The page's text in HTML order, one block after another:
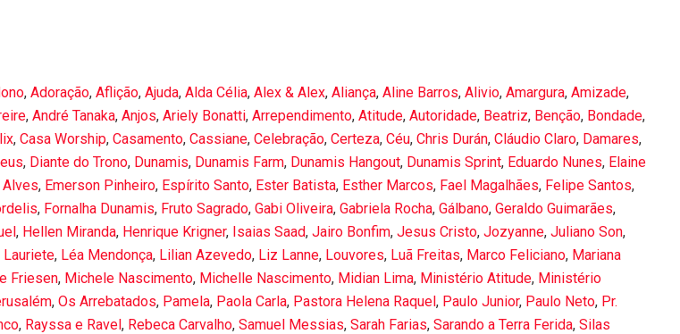
, Adoração, Aflição, Ajuda, Alda Célia, Alex & Alex, Aliança, Aline Barros, Alivio, Amargura, Amizade,
, André Tanaka, Anjos, Ariely Bonatti, Arrependimento, Atitude, Autoridade, Beatriz, Benção, Bondade,
, Casa Worship, Casamento, Cassiane, Celebração, Certeza, Céu, Chris Durán, Cláudio Claro, Damares,
, Diante do Trono, Dunamis, Dunamis Farm, Dunamis Hangout, Dunamis Sprint, Eduardo Nunes, Elaine
Alves, Emerson Pinheiro, Espírito Santo, Ester Batista, Esther Marcos, Fael Magalhães, Felipe Santos,
, Fornalha Dunamis, Fruto Sagrado, Gabi Oliveira, Gabriela Rocha, Gálbano, Geraldo Guimarães,
, Hellen Miranda, Henrique Krigner, Isaias Saad, Jairo Bonfim, Jesus Cristo, Jozyanne, Juliano Son,
Lauriete, Léa Mendonça, Lilian Azevedo, Liz Lanne, Louvores, Luã Freitas, Marco Feliciano, Mariana
Friesen, Michele Nascimento, Michelle Nascimento, Midian Lima, Ministério Atitude, Ministério
, Os Arrebatados, Pamela, Paola Carla, Pastora Helena Raquel, Paulo Junior, Paulo Neto, Pr.
, Rayssa e Ravel, Rebeca Carvalho, Samuel Messias, Sarah Farias, Sarando a Terra Ferida, Silas